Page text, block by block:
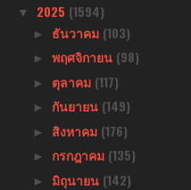
▼ 2025 (1594)
► ธันวาคม (103)
► พฤศจิกายน (98)
► ตุลาคม (117)
► กันยายน (149)
► สิงหาคม (176)
► กรกฎาคม (135)
► มิถุนายน (142)